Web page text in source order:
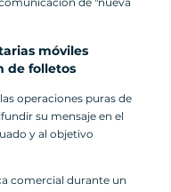
móviles
de folletos
operaciones puras de
su mensaje en el
y al objetivo
comercial durante un